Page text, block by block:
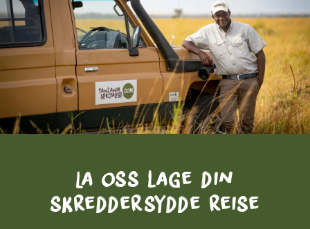
La oss lage din
skreddersydde reise